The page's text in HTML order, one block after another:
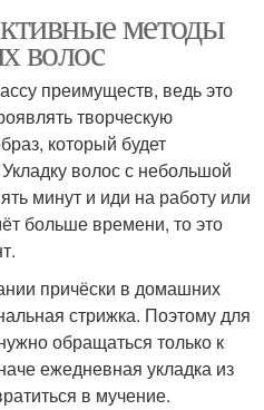
методы
волос
преимуществ, ведь это
творческую
который будет
волос с небольшой
минут и иди на работу или
больше времени, то это
причёски в домашних
стрижка. Поэтому для
обращаться только к
ежедневная укладка из
в мучение.